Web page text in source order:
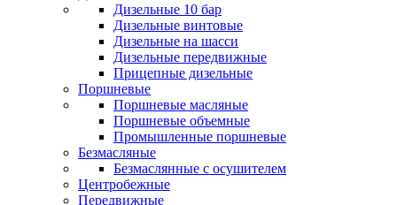
Дизельные 10 бар
Дизельные винтовые
Дизельные на шасси
Дизельные передвижные
Прицепные дизельные
Поршневые
Поршневые масляные
Поршневые объемные
Промышленные поршневые
Безмасляные
Безмаслянные с осушителем
Центробежные
Передвижные